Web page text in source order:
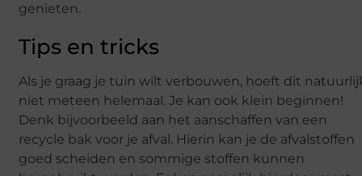
genieten.
Tips en tricks
Als je graag je tuin wilt verbouwen, hoeft dit
niet meteen helemaal. Je kan ook klein beginnen!
Denk bijvoorbeeld aan het aanschaffen van een
recycle bak voor je afval. Hierin kan je de afvalstoffen
goed scheiden en sommige stoffen kunnen